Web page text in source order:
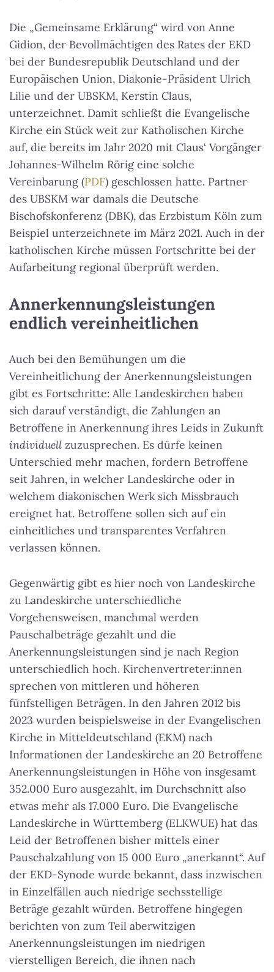
Die „Gemeinsame Erklärung“ wird von Anne
Gidion, der Bevollmächtigen des Rates der EKD
bei der Bundesrepublik Deutschland und der
Europäischen Union, Diakonie-Präsident Ulrich
Lilie und der UBSKM, Kerstin Claus,
unterzeichnet. Damit schließt die Evangelische
Kirche ein Stück weit zur Katholischen Kirche
auf, die bereits im Jahr 2020 mit Claus‘ Vorgänger
Johannes-Wilhelm Rörig eine solche
Vereinbarung (PDF) geschlossen hatte. Partner
des UBSKM war damals die Deutsche
Bischofskonferenz (DBK), das Erzbistum Köln zum
Beispiel unterzeichnete im März 2021. Auch in der
katholischen Kirche müssen Fortschritte bei der
Aufarbeitung regional überprüft werden.
Annerkennungsleistungen
endlich vereinheitlichen
Auch bei den Bemühungen um die
Vereinheitlichung der Anerkennungsleistungen
gibt es Fortschritte: Alle Landeskirchen haben
sich darauf verständigt, die Zahlungen an
Betroffene in Anerkennung ihres Leids in Zukunft
individuell zuzusprechen. Es dürfe keinen
Unterschied mehr machen, fordern Betroffene
seit Jahren, in welcher Landeskirche oder in
welchem diakonischen Werk sich Missbrauch
ereignet hat. Betroffene sollen sich auf ein
einheitliches und transparentes Verfahren
verlassen können.
Gegenwärtig gibt es hier noch von Landeskirche
zu Landeskirche unterschiedliche
Vorgehensweisen, manchmal werden
Pauschalbeträge gezahlt und die
Anerkennungsleistungen sind je nach Region
unterschiedlich hoch. Kirchenvertreter:innen
sprechen von mittleren und höheren
fünfstelligen Beträgen. In den Jahren 2012 bis
2023 wurden beispielsweise in der Evangelischen
Kirche in Mitteldeutschland (EKM) nach
Informationen der Landeskirche an 20 Betroffene
Anerkennungsleistungen in Höhe von insgesamt
352.000 Euro ausgezahlt, im Durchschnitt also
etwas mehr als 17.000 Euro. Die Evangelische
Landeskirche in Württemberg (ELKWUE) hat das
Leid der Betroffenen bisher mittels einer
Pauschalzahlung von 15 000 Euro „anerkannt“. Auf
der EKD-Synode wurde bekannt, dass inzwischen
in Einzelfällen auch niedrige sechsstellige
Beträge gezahlt würden. Betroffene hingegen
berichten von zum Teil aberwitzigen
Anerkennungsleistungen im niedrigen
vierstelligen Bereich, die ihnen nach